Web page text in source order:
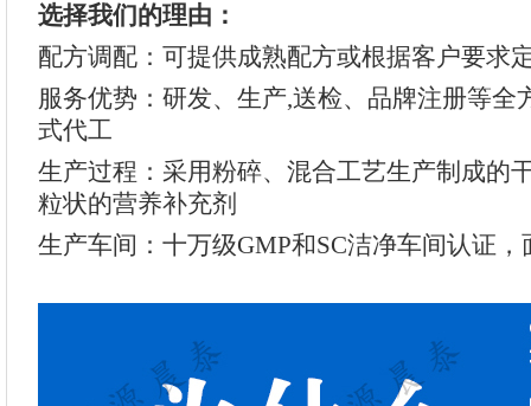
选择我们的理由：
配方调配：可提供成熟配方或根据客户要求
服务优势：研发、生产,送检、品牌注册等全
式代工
生产过程：采用粉碎、混合工艺生产制成的
粒状的营养补充剂
生产车间：十万级GMP和SC洁净车间认证，